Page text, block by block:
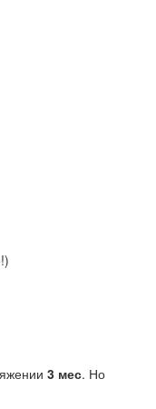
3 мес. Но